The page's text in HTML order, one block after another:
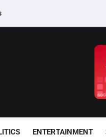
ENTERTAINMENT